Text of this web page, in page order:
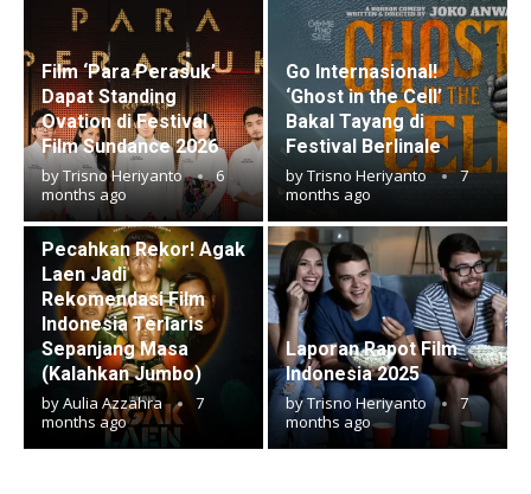
Film ‘Para Perasuk’
Dapat Standing
Ovation di Festival
Film Sundance 2026
byTrisno Heriyanto
6
months ago
Go Internasional!
‘Ghost in the Cell’
Bakal Tayang di
Festival Berlinale
byTrisno Heriyanto
7
months ago
Pecahkan Rekor! Agak
Laen Jadi
Rekomendasi Film
Indonesia Terlaris
Sepanjang Masa
(Kalahkan Jumbo)
byAulia Azzahra
7
months ago
Laporan Rapot Film
Indonesia 2025
byTrisno Heriyanto
7
months ago